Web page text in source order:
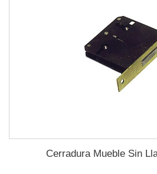
Cerradura Mueble Sin